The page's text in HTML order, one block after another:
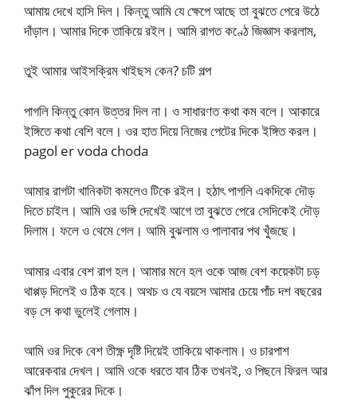
আমায় দেখে হাসি দিল। কিন্তু আমি যে ক্ষেপে আছে তা বুঝতে পেরে উঠে
দাঁড়াল। আমার দিকে তাকিয়ে রইল। আমি রাগত কণ্ঠে জিজ্ঞাস করলাম,
তুই আমার আইসক্রিম খাইছস কেন? চটি গল্প
পাগলি কিন্তু কোন উত্তর দিল না। ও সাধারণত কথা কম বলে। আকারে
ইঙ্গিতে কথা বেশি বলে। ওর হাত দিয়ে নিজের পেটের দিকে ইঙ্গিত করল।
pagol er voda choda
আমার রাগটা খানিকটা কমলেও টিকে রইল। হঠাৎ পাগলি একদিকে দৌড়
দিতে চাইল। আমি ওর ভঙ্গি দেখেই আগে তা বুঝতে পেরে সেদিকেই দৌড়
দিলাম। ফলে ও থেমে গেল। আমি বুঝলাম ও পালাবার পথ খুঁজছে।
আমার এবার বেশ রাগ হল। আমার মনে হল ওকে আজ বেশ কয়েকটা চড়
থাপ্পড় দিলেই ও ঠিক হবে। অথচ ও যে বয়সে আমার চেয়ে পাঁচ দশ বছরের
বড় সে কথা ভুলেই গেলাম।
আমি ওর দিকে বেশ তীক্ষ্ণ দৃষ্টি দিয়েই তাকিয়ে থাকলাম। ও চারপাশ
আরেকবার দেখল। আমি ওকে ধরতে যাব ঠিক তখনই, ও পিছনে ফিরল আর
ঝাঁপ দিল পুকুরের দিকে।